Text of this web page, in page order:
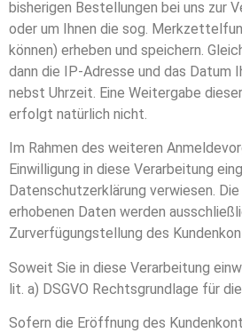
bisherigen Bestellungen bei uns zur
oder um Ihnen die sog.
können) erheben und speichern.
dann die IP-Adresse und das Datum
nebst Uhrzeit. Eine Weitergabe
erfolgt natürlich nicht.
Im Rahmen des weiteren
Einwilligung in diese Verarbeitung
Datenschutzerklärung verwiesen.
erhobenen Daten werden
Zurverfügungstellung des
Soweit Sie in diese Verarbeitung
lit. a) DSGVO Rechtsgrundlage für
Sofern die Eröffnung des